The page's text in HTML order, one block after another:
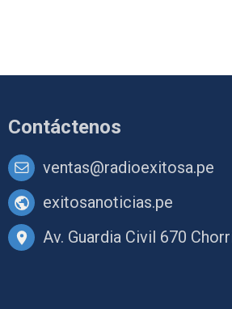
Contáctenos
ventas@radioexitosa.pe
exitosanoticias.pe
Av. Guardia Civil 670